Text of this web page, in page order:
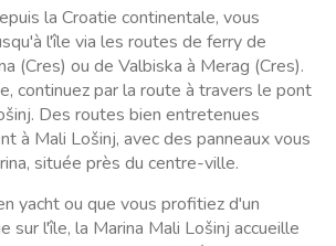
la Croatie continentale, vous
l'île via les routes de ferry de
(Cres) ou de Valbiska à Merag (Cres).
continuez par la route à travers le pont
Des routes bien entretenues
à Mali Lošinj, avec des panneaux vous
située près du centre-ville.
yacht ou que vous profitiez d'un
sur l'île, la Marina Mali Lošinj accueille